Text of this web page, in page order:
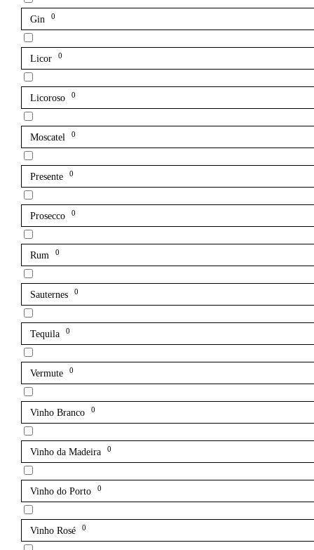
Gin 0
Licor 0
Licoroso 0
Moscatel 0
Presente 0
Prosecco 0
Rum 0
Sauternes 0
Tequila 0
Vermute 0
Vinho Branco 0
Vinho da Madeira 0
Vinho do Porto 0
Vinho Rosé 0